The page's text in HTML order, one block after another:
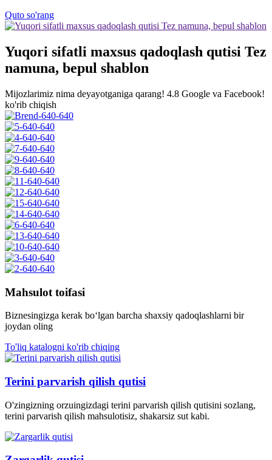
Quto so'rang
Yuqori sifatli maxsus qadoqlash qutisi Tez
namuna, bepul shablon
Mijozlarimiz nima deyayotganiga qarang! 4.8 Google va Facebook!
ko'rib chiqish
Mahsulot toifasi
Biznesingizga kerak bo‘lgan barcha shaxsiy qadoqlashlarni bir
joydan oling
To'liq katalogni ko'rib chiqing
Terini parvarish qilish qutisi
O'zingizning orzuingizdagi terini parvarish qilish qutisini sozlang,
terini parvarish qilish mahsulotisiz, shakarsiz sut kabi.